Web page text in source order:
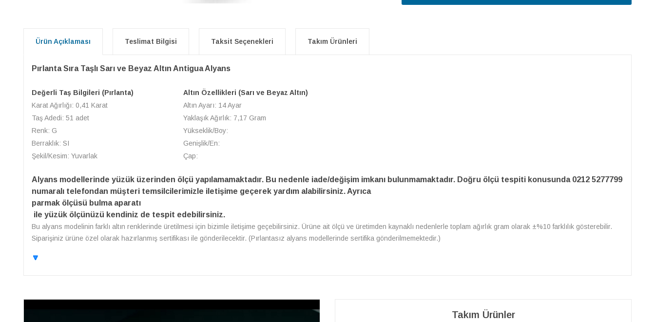
Ürün Açıklaması Teslimat Bilgisi Taksit Seçenekleri Takım Ürünleri
Pırlanta Sıra Taşlı Sarı ve Beyaz Altın Antigua Alyans
Değerli Taş Bilgileri (Pırlanta)
Karat Ağırlığı: 0,41 Karat
Taş Adedi: 51 adet
Renk: G
Berraklık: SI
Şekil/Kesim: Yuvarlak
Altın Özellikleri (Sarı ve Beyaz Altın)
Altın Ayarı: 14 Ayar
Yaklaşık Ağırlık: 7,17 Gram
Yükseklik/Boy:
Genişlik/En:
Çap:
Alyans modellerinde yüzük üzerinden ölçü yapılamamaktadır. Bu nedenle iade/değişim imkanı bulunmamaktadır. Doğru ölçü tespiti konusunda 0212 5277799
numaralı telefondan müşteri temsilcilerimizle iletişime geçerek yardım alabilirsiniz. Ayrıca
parmak ölçüsü bulma aparatı
ile yüzük ölçünüzü kendiniz de tespit edebilirsiniz.
Bu alyans modelinin farklı altın renklerinde üretilmesi için bizimle iletişime geçebilirsiniz. Ürüne ait ölçü ve üretimden kaynaklı nedenlerle toplam ağırlık gram olarak ±%10 farklılık gösterebilir.
Siparişiniz ürüne özel olarak hazırlanmış sertifikası ile gönderilecektir. (Pırlantasız alyans modellerinde sertifika gönderilmemektedir.)
🔽
Takım Ürünler